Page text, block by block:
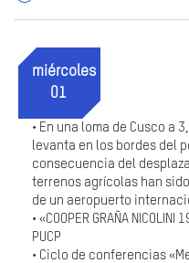
miércoles
01
• En una loma de Cusco a
levanta en los bordes del
consecuencia del
terrenos agrícolas han
de un aeropuerto
• «COOPER GRAÑA
PUCP
• Ciclo de conferencias